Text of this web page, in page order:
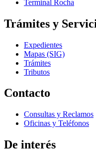
Terminal Rocha
Trámites y
Expedientes
Mapas (SIG)
Trámites
Tributos
Contacto
Consultas y Reclamos
Oficinas y Teléfonos
De interés